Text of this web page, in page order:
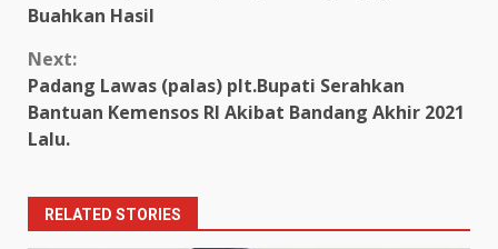
Buahkan Hasil
Next:
Padang Lawas (palas) plt.Bupati Serahkan
Bantuan Kemensos RI Akibat Bandang Akhir 2021
Lalu.
RELATED STORIES